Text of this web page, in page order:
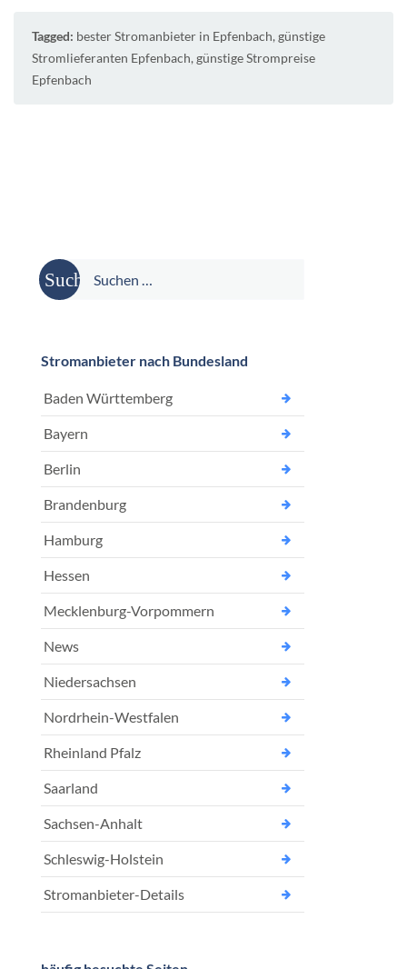
Tagged: bester Stromanbieter in Epfenbach, günstige
Stromlieferanten Epfenbach, günstige Strompreise
Epfenbach
Suche
nach:
Stromanbieter nach Bundesland
Baden Württemberg
Bayern
Berlin
Brandenburg
Hamburg
Hessen
Mecklenburg-Vorpommern
News
Niedersachsen
Nordrhein-Westfalen
Rheinland Pfalz
Saarland
Sachsen-Anhalt
Schleswig-Holstein
Stromanbieter-Details